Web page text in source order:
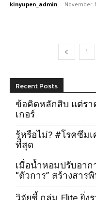
kinyupen_admin - November
1
Recent Posts
ข้อคิดหลักสิบ แต่รา
เกอร์
รู้หรือไม่? #โรคซึม
ที่สุด
เมื่อน้ำหอมปรับอา
“ตัวการ” สร้างสาร